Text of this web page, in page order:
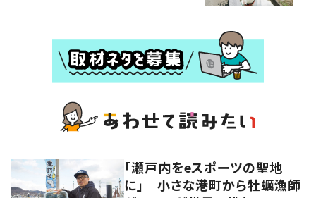
「瀬戸内をeスポーツの聖地
に」 小さな港町から牡蠣漁師